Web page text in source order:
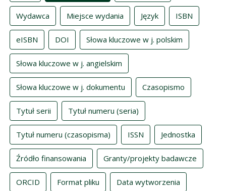
Wydawca Miejsce wydania Język ISBN
eISBN DOI Słowa kluczowe w j. polskim
Słowa kluczowe w j. angielskim
Słowa kluczowe w j. dokumentu Czasopismo
Tytuł serii Tytuł numeru (seria)
Tytuł numeru (czasopisma) ISSN Jednostka
Źródło finansowania Granty/projekty badawcze
ORCID Format pliku Data wytworzenia